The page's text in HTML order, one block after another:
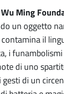
Wu Ming
un oggetto
il
i
di uno
di un